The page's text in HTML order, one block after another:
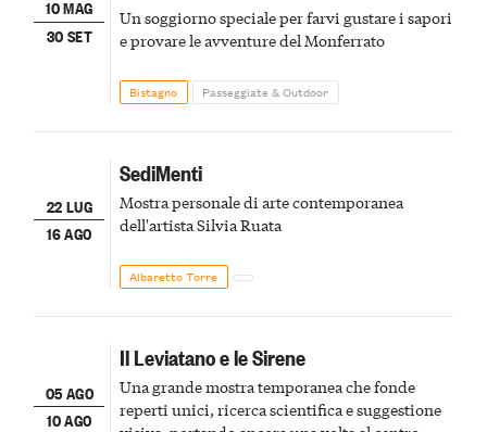
10 MAG
30 SET
Un soggiorno speciale per farvi gustare i sapori
e provare le avventure del Monferrato
Bistagno Passeggiate & Outdoor
22 LUG
16 AGO
SediMenti
Mostra personale di arte contemporanea
dell'artista Silvia Ruata
Albaretto Torre
05 AGO
10 AGO
Il Leviatano e le Sirene
Una grande mostra temporanea che fonde
reperti unici, ricerca scientifica e suggestione